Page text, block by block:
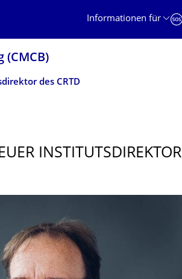
Informationen für
des CRTD
INSTITUTSDIREK­TOR